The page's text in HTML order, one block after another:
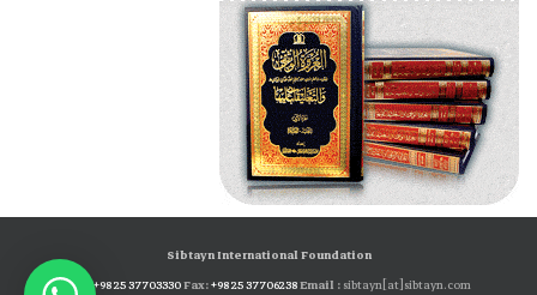
Sibtayn International Foundation
Tel:
+98 25 37703330Fax:+98 25 37706238Email :sibtayn[at]sibtayn.com